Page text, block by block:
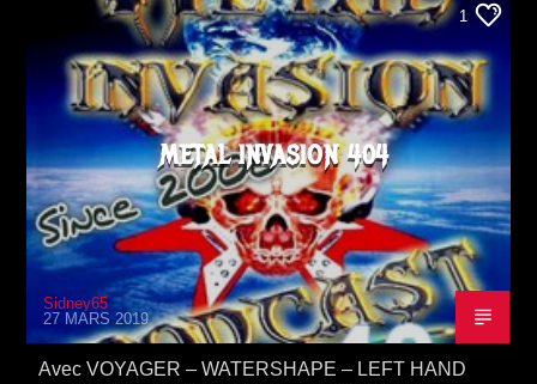
1
METAL INVASION 404
Sidney65
27 MARS 2019
Avec VOYAGER – WATERSHAPE – LEFT HAND